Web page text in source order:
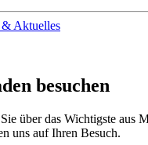
& Aktuelles
besuchen
über das Wichtigste aus
uns auf Ihren Besuch.